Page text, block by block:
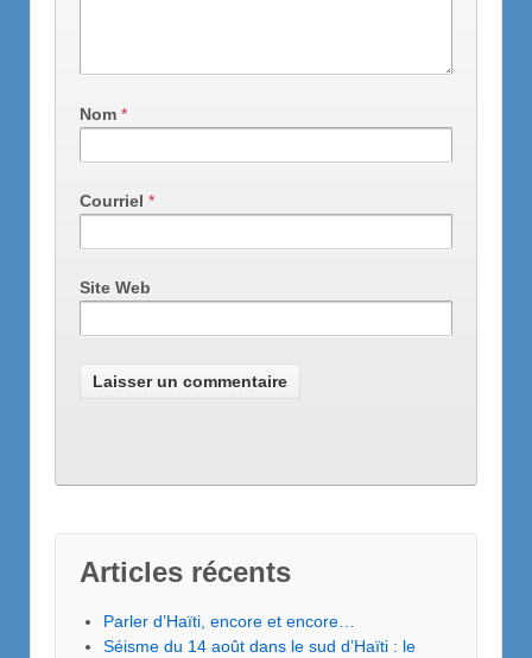
Nom *
Courriel *
Site Web
Articles récents
Parler d’Haïti, encore et encore…
Séisme du 14 août dans le sud d’Haïti : le